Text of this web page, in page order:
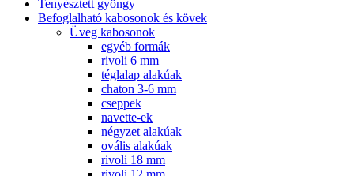
Tenyésztett gyöngy
Befoglalható kabosonok és kövek
Üveg kabosonok
egyéb formák
rivoli 6 mm
téglalap alakúak
chaton 3-6 mm
cseppek
navette-ek
négyzet alakúak
ovális alakúak
rivoli 18 mm